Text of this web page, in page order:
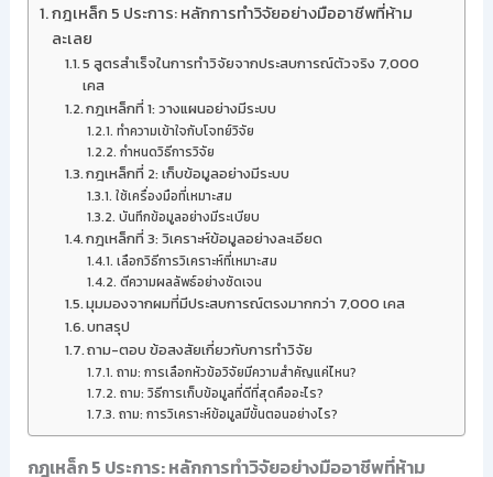
กฎเหล็ก 5 ประการ: หลักการทำวิจัยอย่างมืออาชีพที่ห้าม
ละเลย
5 สูตรสำเร็จในการทำวิจัยจากประสบการณ์ตัวจริง 7,000
เคส
กฎเหล็กที่ 1: วางแผนอย่างมีระบบ
ทำความเข้าใจกับโจทย์วิจัย
กำหนดวิธีการวิจัย
กฎเหล็กที่ 2: เก็บข้อมูลอย่างมีระบบ
ใช้เครื่องมือที่เหมาะสม
บันทึกข้อมูลอย่างมีระเบียบ
กฎเหล็กที่ 3: วิเคราะห์ข้อมูลอย่างละเอียด
เลือกวิธีการวิเคราะห์ที่เหมาะสม
ตีความผลลัพธ์อย่างชัดเจน
มุมมองจากผมที่มีประสบการณ์ตรงมากกว่า 7,000 เคส
บทสรุป
ถาม-ตอบ ข้อสงสัยเกี่ยวกับการทำวิจัย
ถาม: การเลือกหัวข้อวิจัยมีความสำคัญแค่ไหน?
ถาม: วิธีการเก็บข้อมูลที่ดีที่สุดคืออะไร?
ถาม: การวิเคราะห์ข้อมูลมีขั้นตอนอย่างไร?
กฎเหล็ก 5 ประการ: หลักการทำวิจัยอย่างมืออาชีพที่ห้าม